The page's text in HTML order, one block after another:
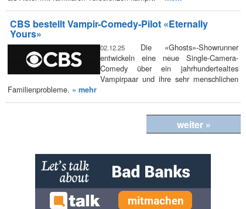
CBS bestellt Vampir-Comedy-Pilot «Eternally
Yours»
02.12.25
Die «Ghosts»-Showrunner
entwickeln eine neue Single-Camera-
Comedy über ein jahrhundertealtes
Vampirpaar und ihre sehr menschlichen
Familienprobleme. » mehr
weiter »